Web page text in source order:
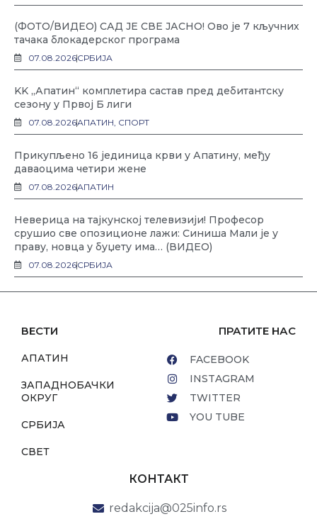
(ФОТО/ВИДЕО) САД ЈЕ СВЕ ЈАСНО! Ово је 7 кључних
тачака блокадерског програма
07.08.2026СРБИЈА
KK „Апатин“ комплетира састав пред дебитантску
сезону у Првој Б лиги
07.08.2026АПАТИН, СПОРТ
Прикупљено 16 јединица крви у Апатину, међу
даваоцима четири жене
07.08.2026АПАТИН
Неверица на тајкунској телевизији! Професор
срушио све опозиционе лажи: Синиша Мали је у
праву, новца у буџету има… (ВИДЕО)
07.08.2026СРБИЈА
ВЕСТИ
АПАТИН
ЗАПАДНОБАЧКИ
ОКРУГ
СРБИЈА
СВЕТ
ПРАТИТЕ НАС
FACEBOOK
INSTAGRAM
TWITTER
YOU TUBE
КОНТАКТ
redakcija@025info.rs